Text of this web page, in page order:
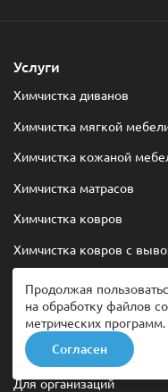
Услуги
Химчистка диванов
Химчистка мягкой
Химчистка кожаной
Химчистка матрасов
Химчистка ковров
Химчистка ковров с
Химчистка штор
Бизнесу
Для организаций
Продолжая
на обработку файлов
метрических программ.
Согласен